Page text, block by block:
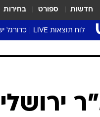
חדשות ספורט בחירות
לוח תוצאות LIVE כדורגל
גביע הטוטו
שגרירים